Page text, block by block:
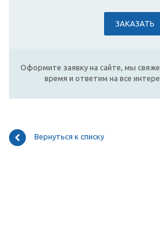
ЗАКАЗАТЬ
Оформите заявку на сайте, мы
время и ответим на все
Вернуться к списку